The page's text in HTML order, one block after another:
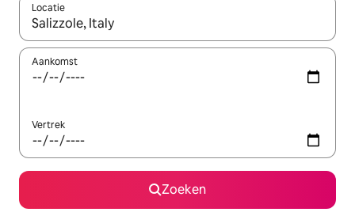
Locatie
Wanneer er resultaten beschikbaar zijn, maak je een keuze
Aankomst
Vertrek
Zoeken